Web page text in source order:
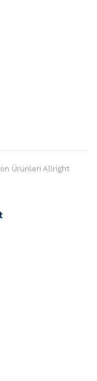
Ürünleri Allright